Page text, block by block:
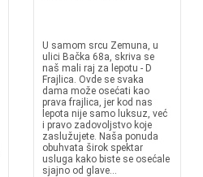
U samom srcu Zemuna, u
ulici Bačka 68a, skriva se
naš mali raj za lepotu - D
Frajlica. Ovde se svaka
dama može osećati kao
prava frajlica, jer kod nas
lepota nije samo luksuz, već
i pravo zadovoljstvo koje
zaslužujete. Naša ponuda
obuhvata širok spektar
usluga kako biste se osećale
sjajno od glave...